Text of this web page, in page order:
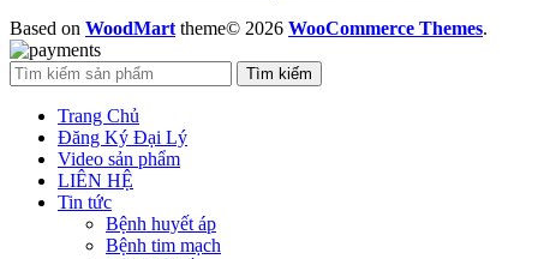
Based on WoodMarttheme© 2026 WooCommerce Themes.
Tìm kiếm
Trang Chủ
Đăng Ký Đại Lý
Video sản phẩm
LIÊN HỆ
Tin tức
Bệnh huyết áp
Bệnh tim mạch